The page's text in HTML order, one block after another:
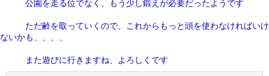
公園を走る位でなく、もう少し鍛えが必要だったようです
ただ齢を取っていくので、これからもっと頭を使わなければいけ
ないかも、、、、
また遊びに行きますね、よろしくです